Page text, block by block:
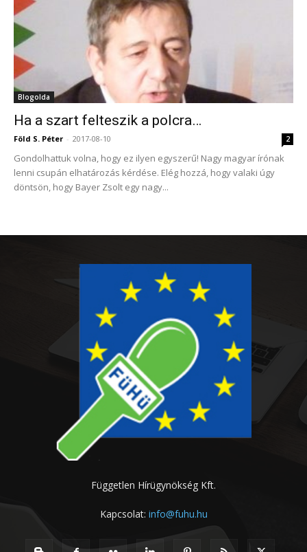
Blogolda
Ha a szart felteszik a polcra…
Föld S. Péter - 2017-08-10 2
Gondolhattuk volna, hogy ez ilyen egyszerű! Nagy magyar írónak
lenni csupán elhatározás kérdése. Elég hozzá, hogy valaki úgy
döntsön, hogy Bayer Zsolt egy nagy...
Független Hírügynökség Kft.
Kapcsolat: info@fuhu.hu